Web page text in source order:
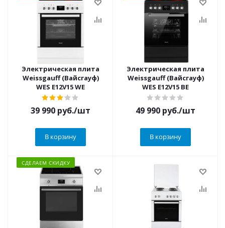
Электрическая плита
Weissgauff (Вайсгауф)
WES E12V15 WE
39 990 руб./шт
В корзину
Электрическая плита
Weissgauff (Вайсгауф)
WES E12V15 BE
49 990 руб./шт
В корзину
СДЕЛАЕМ СКИДКУ